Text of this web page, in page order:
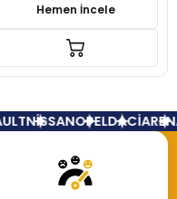
Hemen İncele
NİSSANOPELDACİA